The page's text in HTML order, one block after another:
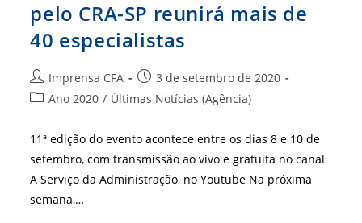
pelo CRA-SP reunirá mais de
40 especialistas
Autor
do
Imprensa CFA
Post
publicado:
3 de setembro de 2020
Categoria
post:
Ano 2020 / Últimas Notícias (Agência)
11ª edição do evento acontece entre os dias 8 e 10 de
setembro, com transmissão ao vivo e gratuita no canal
A Serviço da Administração, no Youtube Na próxima
semana,…